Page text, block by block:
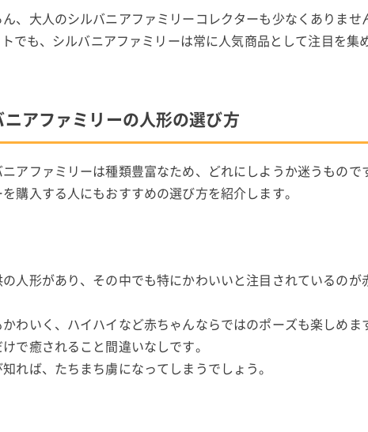
、大人のシルバニアファミリーコレクターも少なくありませ
でも、シルバニアファミリーは常に人気商品として注目を集
アファミリーの人形の選び方
アファミリーは種類豊富なため、どれにしようか迷うもので
購入する人にもおすすめの選び方を紹介します。
人形があり、その中でも特にかわいいと注目されているのが
わいく、ハイハイなど赤ちゃんならではのポーズも楽しめま
で癒されること間違いなしです。
れば、たちまち虜になってしまうでしょう。